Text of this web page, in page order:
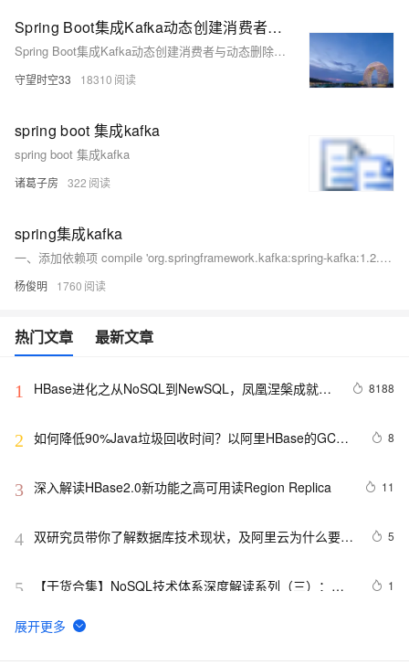
Spring Boot集成Kafka动态创建消费者与动态删除主题（实现多消费者的发布订阅模型）
Spring Boot集成Kafka动态创建消费者与动态删除主题（实现多消费者的发布订阅模型）
守望时空33 18310
spring boot 集成kafka
spring boot 集成kafka
诸葛子房 322
spring集成kafka
一、添加依赖项 compile 'org.springframework.kafka:spring-kafka:1.2.2.RELEASE' 二、发消息(生产者) 2.1 xml配置 1 2 6 7 8 9 ...
杨俊明 1760
热门文章 最新文章
1
HBase进化之从NoSQL到NewSQL，凤凰涅槃成就
8188
2 如何降低90%Java垃圾回收时间？以阿里HBase的GC优
8
3 深入解读HBase2.0新功能之高可用读Region Replica 11
4 双研究员带你了解数据库技术现状，及阿里云为什么要推
5
5
【干货合集】NoSQL技术体系深度解读系列（三）：
器
1
6 hadoop2.6完全分布式安装HBase1.1